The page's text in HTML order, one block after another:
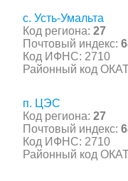
с. Усть-Умальта
Код региона: 27
Почтовый индекс:
Код ИФНС: 2710
Районный код
п. ЦЭС
Код региона: 27
Почтовый индекс:
Код ИФНС: 2710
Районный код